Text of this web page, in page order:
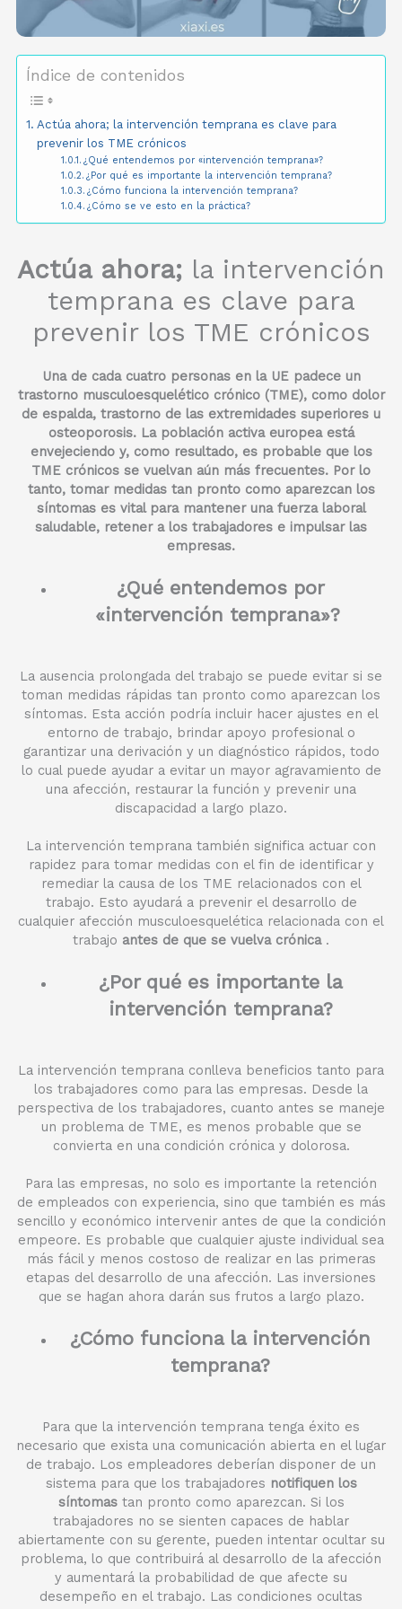
Índice de contenidos
Actúa ahora; la intervención temprana es clave para
prevenir los TME crónicos
¿Qué entendemos por «intervención temprana»?
¿Por qué es importante la intervención temprana?
¿Cómo funciona la intervención temprana?
¿Cómo se ve esto en la práctica?
Actúa ahora; la intervención
temprana es clave para
prevenir los TME crónicos
Una de cada cuatro personas en la UE padece un
trastorno musculoesquelético crónico (TME), como dolor
de espalda, trastorno de las extremidades superiores u
osteoporosis. La población activa europea está
envejeciendo y, como resultado, es probable que los
TME crónicos se vuelvan aún más frecuentes. Por lo
tanto, tomar medidas tan pronto como aparezcan los
síntomas es vital para mantener una fuerza laboral
saludable, retener a los trabajadores e impulsar las
empresas.
¿Qué entendemos por
«intervención temprana»?
La ausencia prolongada del trabajo se puede evitar si se
toman medidas rápidas tan pronto como aparezcan los
síntomas. Esta acción podría incluir hacer ajustes en el
entorno de trabajo, brindar apoyo profesional o
garantizar una derivación y un diagnóstico rápidos, todo
lo cual puede ayudar a evitar un mayor agravamiento de
una afección, restaurar la función y prevenir una
discapacidad a largo plazo.
La intervención temprana también significa actuar con
rapidez para tomar medidas con el fin de identificar y
remediar la causa de los TME relacionados con el
trabajo. Esto ayudará a prevenir el desarrollo de
cualquier afección musculoesquelética relacionada con el
trabajo antes de que se vuelva crónica.
¿Por qué es importante la
intervención temprana?
La intervención temprana conlleva beneficios tanto para
los trabajadores como para las empresas. Desde la
perspectiva de los trabajadores, cuanto antes se maneje
un problema de TME, es menos probable que se
convierta en una condición crónica y dolorosa.
Para las empresas, no solo es importante la retención
de empleados con experiencia, sino que también es más
sencillo y económico intervenir antes de que la condición
empeore. Es probable que cualquier ajuste individual sea
más fácil y menos costoso de realizar en las primeras
etapas del desarrollo de una afección. Las inversiones
que se hagan ahora darán sus frutos a largo plazo.
¿Cómo funciona la intervención
temprana?
Para que la intervención temprana tenga éxito es
necesario que exista una comunicación abierta en el lugar
de trabajo. Los empleadores deberían disponer de un
sistema para que los trabajadores notifiquen los
síntomastan pronto como aparezcan. Si los
trabajadores no se sienten capaces de hablar
abiertamente con su gerente, pueden intentar ocultar su
problema, lo que contribuirá al desarrollo de la afección
y aumentará la probabilidad de que afecte su
desempeño en el trabajo. Las condiciones ocultas